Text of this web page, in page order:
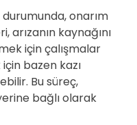
onarım
kaynağını
için çalışmalar
bazen kazı
Bu süreç,
bağlı olarak